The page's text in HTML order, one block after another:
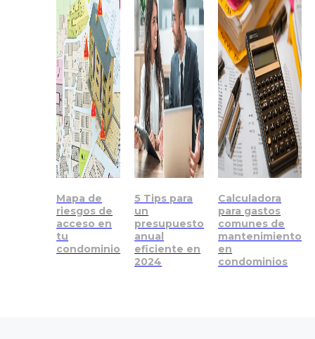
Mapa de
riesgos de
acceso en
tu
condominio
5 Tips para
un
presupuesto
anual
eficiente en
2024
Calculadora
para gastos
comunes de
mantenimiento
en
condominios